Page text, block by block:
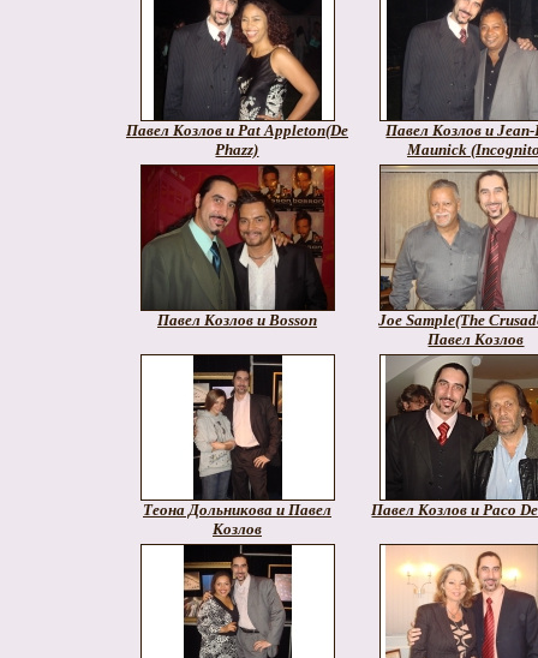
Павел Козлов и Pat Appleton(De
Phazz)
Павел Козлов и
Maunick
Павел Козлов и Bosson
Joe Sample(The
Павел Козлов
Теона Дольникова и Павел
Козлов
Павел Козлов и Paco